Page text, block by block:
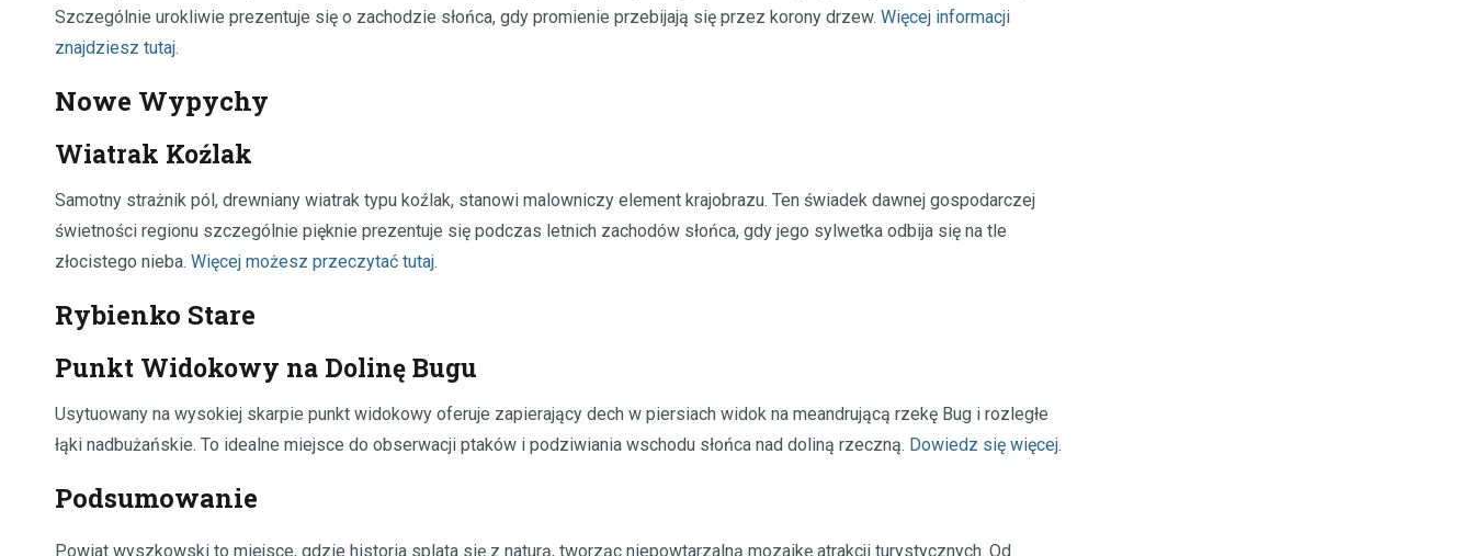
Szczególnie urokliwie prezentuje się o zachodzie słońca, gdy promienie przebijają się przez korony drzew. Więcej informacji
znajdziesz tutaj.
Nowe Wypychy
Wiatrak Koźlak
Samotny strażnik pól, drewniany wiatrak typu koźlak, stanowi malowniczy element krajobrazu. Ten świadek dawnej gospodarczej
świetności regionu szczególnie pięknie prezentuje się podczas letnich zachodów słońca, gdy jego sylwetka odbija się na tle
złocistego nieba. Więcej możesz przeczytać tutaj.
Rybienko Stare
Punkt Widokowy na Dolinę Bugu
Usytuowany na wysokiej skarpie punkt widokowy oferuje zapierający dech w piersiach widok na meandrującą rzekę Bug i rozległe
łąki nadbużańskie. To idealne miejsce do obserwacji ptaków i podziwiania wschodu słońca nad doliną rzeczną. Dowiedz się więcej.
Podsumowanie
Powiat wyszkowski to miejsce, gdzie historia splata się z naturą, tworząc niepowtarzalną mozaikę atrakcji turystycznych. Od